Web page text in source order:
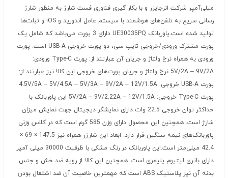
میلی‌آمپر شرکت انرجایزر و با بکار گیری فناوری فست شارژ به منظور شارژ
رسانی سریع به تلفن‌های هوشمند با سیستم عامل اندورید و iOS و تبلت‌ها
تولید شده است.پاوربانک UE30035PQ دارای 3 پورت می‌باشد که شامل یک
پورت مشترک ورودی/خروجی تایپ سی، دو پورت خروجی USB-A است. پورت
ورودی به همراه نرخ ولتاژ و جریان آن عبارتند از: پورت Type-C ورودی:
5V/2A – 9V/2A نرخ ولتاژ و جریان پورت‌های خروجی این کالا نیز عبارتند از:
پورت USB-A خروجی: 4.5V/5A – 5V/4.5A – 5V/3A – 9V/2A – 12V/1.5A
پورت Type-C خروجی: 5V/2A – 9V/2.22A – 12V/1.5A این پاوربانک با
حداکثر توان خروجی 22.5 وات دارای نمایشگر دیجیتال جهت نمایش میزان
شارژ است. همچنین این محصول دارای وزن 585 گرم است که در کلاس وزنی
پاوربانک‌های نیمه سنگین قرار دارد. ابعاد این شارژر همراه نیز 147.5 × 69 ×
42.4 میلی‌متر است.این پاوربانک در رنگ‌ مشکی با ظرفیت 30000 میلی آمپر
دارای باتری لیتیوم پلیمری است. همچنین این کالا از رویه ضد خش و جنس
بدنه آن نیز پلاستیک ABS است که مهمترین خاصیت آن ضد اشتعال بودن